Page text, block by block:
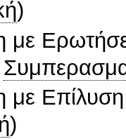
)
με
με
)